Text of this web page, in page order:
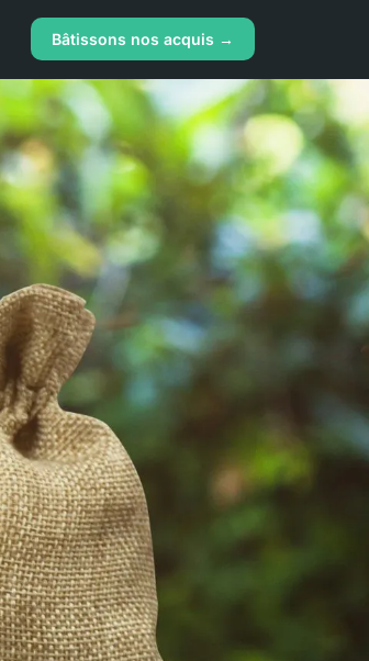
Bâtissons nos acquis →